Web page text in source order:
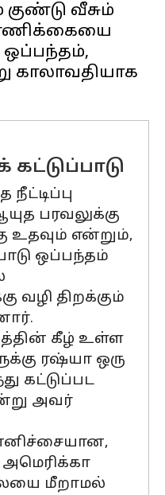
வீசும்
ஒப்பந்தம்,
காலாவதியாக
கட்டுப்பாடு
நீட்டிப்பு
பரவலுக்கு
உதவும் என்றும்,
ஒப்பந்தம்
வழி திறக்கும்
கீழ் உள்ள
ரஷ்யா ஒரு
கட்டுப்பட
அவர்
அமெரிக்கா
மீறாமல்